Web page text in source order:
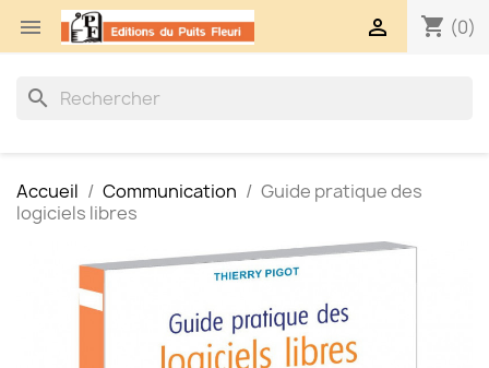
 shopping_cart (0)

search
Accueil Communication
Guide pratique des
logiciels libres